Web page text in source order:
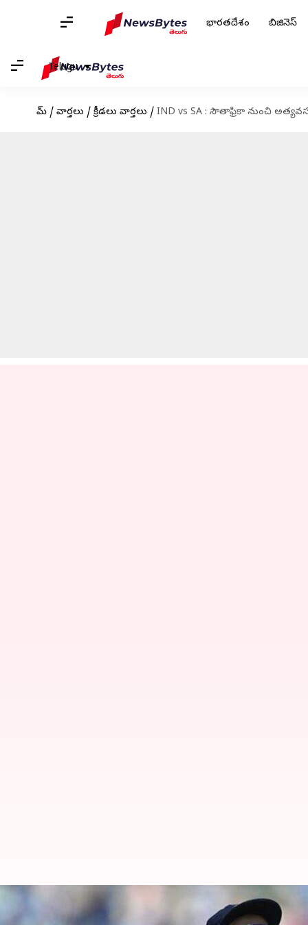
భారతదేశం బిజినెస్
Telugu
హోమ్ / వార్తలు / క్రీడలు వార్తలు / IND vs SA : సౌతాఫ్రికా నుంచి
IND vs SA : సౌతాఫ్రికా నుంచి